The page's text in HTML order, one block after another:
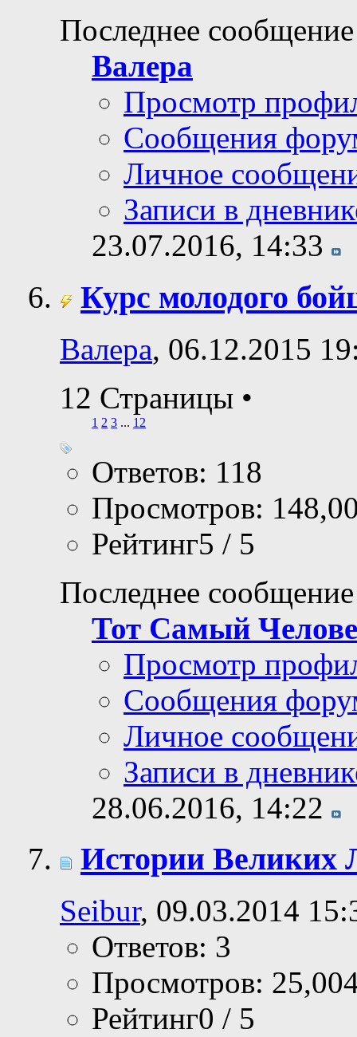
Последнее
Валера
Просмотр
Сообщения
Личное
Записи в
23.07.2016, 14:33
Курс молодого
Валера, 06.12.2015
12 Страницы •
1 2 3 ... 12
Ответов: 118
Просмотров:
Рейтинг5 / 5
Последнее
Тот Самый
Просмотр
Сообщения
Личное
Записи в
28.06.2016, 14:22
Истории Великих
Seibur, 09.03.2014
Ответов: 3
Просмотров:
Рейтинг0 / 5